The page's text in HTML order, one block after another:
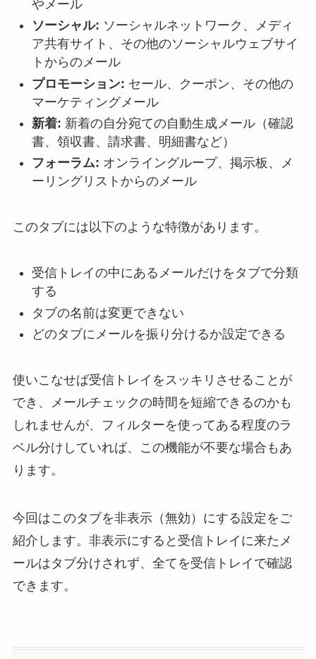
やメール
ソーシャル: ソーシャルネットワーク、メディ
ア共有サイト、その他のソーシャルウェブサイ
トからのメール
プロモーション: セール、クーポン、その他の
マーケティングメール
新着: 新着の自分宛ての自動生成メール（確認
書、領収書、請求書、明細書など）
フォーラム: オンライングループ、掲示板、メ
ーリングリストからのメール
このタブには以下のような特徴があります。
受信トレイの中にあるメールだけをタブで分類
する
タブの名前は変更できない
どのタブにメールを振り分けるか設定できる
使いこなせば受信トレイをスッキリさせることが
でき、メールチェックの時間を短縮できるのかも
しれませんが、フィルターを使ってある程度のラ
ベル分けしていれば、この機能が不要な場合もあ
ります。
今回はこのタブを非表示（無効）にする設定をご
紹介します。非表示にすると受信トレイに来たメ
ールはタブ分けされず、全てを受信トレイで確認
できます。